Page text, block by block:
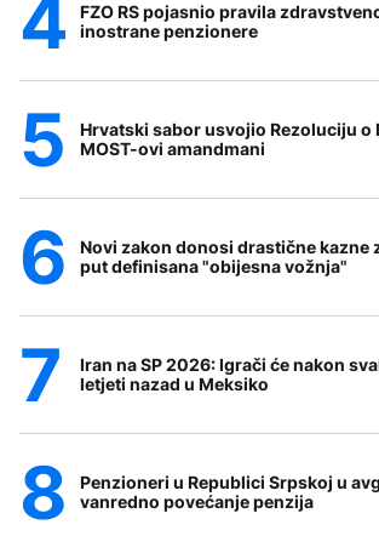
FZO RS pojasnio pravila
inostrane penzionere
Hrvatski sabor usvojio Rezoluciju o
MOST-ovi amandmani
Novi zakon donosi drastične kazne
put definisana "obijesna vožnja"
Iran na SP 2026: Igrači će nakon
letjeti nazad u Meksiko
Penzioneri u Republici Srpskoj u
vanredno povećanje penzija